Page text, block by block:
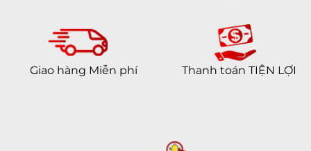
Giao hàng Miễn phí Thanh toán TIỆN LỢI